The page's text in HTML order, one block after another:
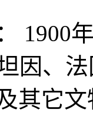
1900
因、
其它